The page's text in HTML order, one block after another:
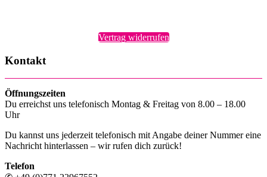
Vertrag widerrufen
Kontakt
Öffnungszeiten
Du erreichst uns telefonisch Montag & Freitag von 8.00 – 18.00
Uhr
Du kannst uns jederzeit telefonisch mit Angabe deiner Nummer eine
Nachricht hinterlassen – wir rufen dich zurück!
Telefon